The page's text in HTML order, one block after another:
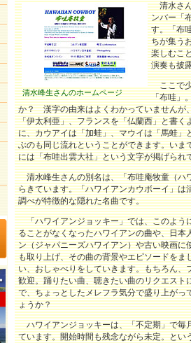
清水峰生さんのホームページ
清水さん
ンバー「
す。「布
ちが集う
楽しむこ
演奏も披
ここで少
「布哇」
か？ 漢字の由来はよくわかっていませんが
「伊太利亜」、フランスを「仏蘭西」と書
に、カウアイは「加蛙」、マウイは「馬蛙
ぶのも同じ流れということができます。い
には「布哇出雲大社」という文字が掲げられ
清水峰生さんの別名は、「布哇庵牧童（ハ
らきています。「ハワイアンカウボーイ」
調べが特徴的な隠れた名曲です。
「ハワイアンジョッキー」では、このよう
ることがなくなったハワイアンの曲や、日本
ン（ジャパニーズハワイアン）や古い映画に
も取り上げ、その曲の背景やエピソードをま
い、おしゃべりをしていきます。もちろん、
歓迎。踊りたい曲、聴きたい曲のリクエスト
で、ちょっとしたメレフラ気分で盛り上がっ
ょうか？
ハワイアンジョッキーは、「不定期」で毎
ています。開始時間も残念ながら未定。とい